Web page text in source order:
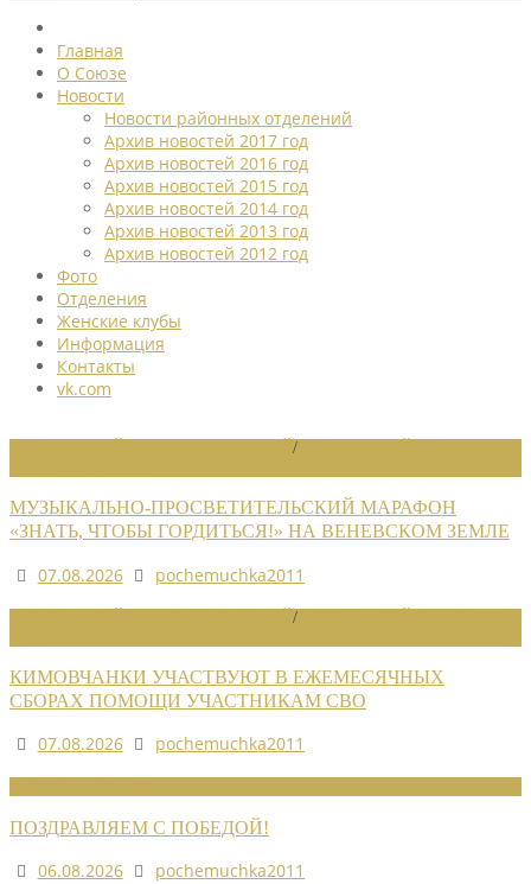
Главная
О Союзе
Новости
Новости районных отделений
Архив новостей 2017 год
Архив новостей 2016 год
Архив новостей 2015 год
Архив новостей 2014 год
Архив новостей 2013 год
Архив новостей 2012 год
Фото
Отделения
Женские клубы
Информация
Контакты
vk.com
/
МУЗЫКАЛЬНО-ПРОСВЕТИТЕЛЬСКИЙ МАРАФОН
«ЗНАТЬ, ЧТОБЫ ГОРДИТЬСЯ!» НА ВЕНЕВСКОМ ЗЕМЛЕ
07.08.2026
pochemuchka2011
/
КИМОВЧАНКИ УЧАСТВУЮТ В ЕЖЕМЕСЯЧНЫХ
СБОРАХ ПОМОЩИ УЧАСТНИКАМ СВО
07.08.2026
pochemuchka2011
ПОЗДРАВЛЯЕМ С ПОБЕДОЙ!
06.08.2026
pochemuchka2011